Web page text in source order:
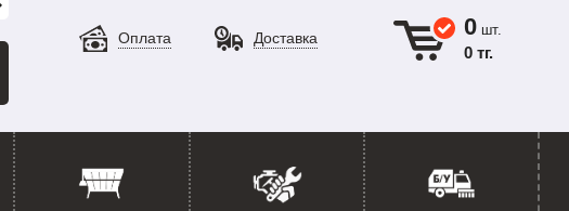
Оплата Доставка 0 шт.
0 тг.